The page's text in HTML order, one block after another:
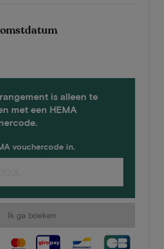
is alleen te
met een HEMA
vouchercode in.
Ik ga boeken